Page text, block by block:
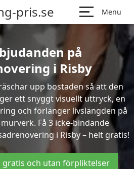
pris.se Menu
på
i Risby
upp bostaden så att den
ett snyggt visuellt uttryck, en
och förlänger livslängden på
Få 3 icke-bindande
i Risby – helt gratis!
gratis och utan förpliktelser